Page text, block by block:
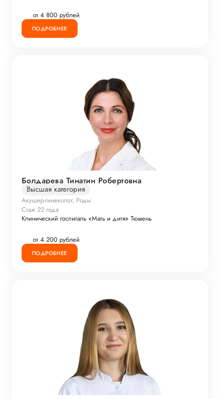
от 4 800 рублей
ПОДРОБНЕЕ
Болдарева Тинатин Робертовна
Высшая категория
Акушер-гинеколог, Роды
Стаж 22 года
Клинический госпиталь «Мать и дитя» Тюмень
от 4 200 рублей
ПОДРОБНЕЕ